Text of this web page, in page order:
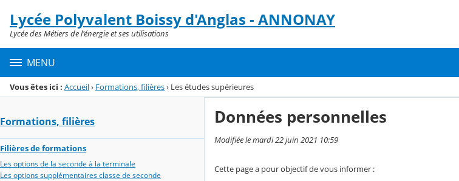
Menu de la rubrique
Contenu
Lycée Polyvalent Boissy d'Anglas - ANNONAY
Lycée des Métiers de l'énergie et ses utilisations
MENU
Vous êtes ici : Accueil› Formations, filières› Les études supérieures
Formations, filières
Filières de formations
Les options de la seconde à la terminale
Les options supplémentaires classe de seconde
Données personnelles
Modifiée le mardi 22 juin 2021 10:59
Cette page a pour objectif de vous informer :